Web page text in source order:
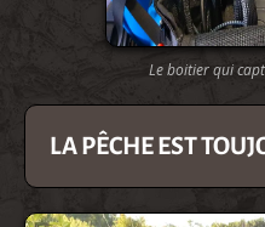
Le boitier qui
LA PÊCHE EST